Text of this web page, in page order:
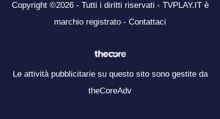
Copyright ©2026 - Tutti i diritti riservati - TVPLAY.IT è
marchio registrato - Contattaci
Le attività pubblicitarie su questo sito sono gestite da
theCoreAdv